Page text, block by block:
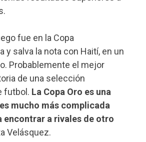
fue en la Copa
y salva la nota con Haití, en un
Probablemente el mejor
de una selección
futbol. La Copa Oro es una
mucho más complicada
encontrar a rivales de otro
Velásquez.